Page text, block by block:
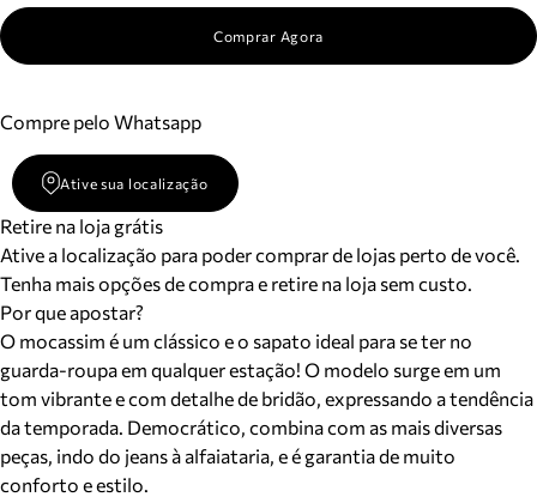
Comprar Agora
Compre pelo Whatsapp
Ative sua localização
Retire na loja grátis
Ative a localização para poder comprar de lojas perto de você.
Tenha mais opções de compra e retire na loja sem custo.
Por que apostar?
O mocassim é um clássico e o sapato ideal para se ter no
guarda-roupa em qualquer estação! O modelo surge em um
tom vibrante e com detalhe de bridão, expressando a tendência
da temporada. Democrático, combina com as mais diversas
peças, indo do jeans à alfaiataria, e é garantia de muito
conforto e estilo.